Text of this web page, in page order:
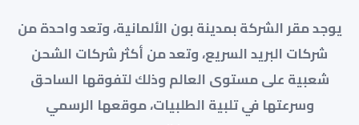
يوجد مقر الشركة بمدينة بون الألمانية، وتعد واحدة من
شركات البريد السريع، وتعد من أكثر شركات الشحن
شعبية على مستوى العالم وذلك لتفوقها الساحق
وسرعتها في تلبية الطلبيات، موقعها الرسمي